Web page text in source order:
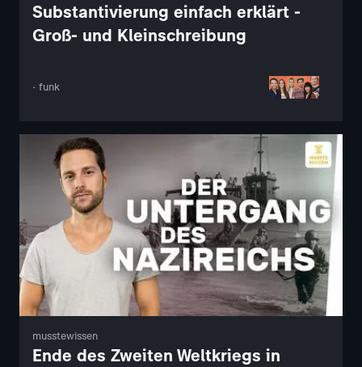
Substantivierung einfach erklärt -
Groß- und Kleinschreibung
· funk
musstewissen
Ende des Zweiten Weltkriegs in